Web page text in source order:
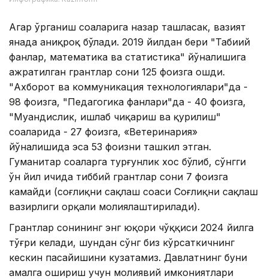
Агар ўрганиш соҳаларига назар ташласак, вазият
янада аниқроқ бўлади. 2019 йилдан бери "Табиий
фанлар, математика ва статистика" йўналишига
ажратилган грантлар сони 125 фоизга ошди.
"Ахборот ва коммуникация технологиялари"да -
98 фоизга, "Педагогика фанлари"да - 40 фоизга,
"Муҳандислик, ишлаб чиқариш ва қурилиш"
соҳаларида - 27 фоизга, «Ветеринария»
йўналишида эса 53 фоизни ташкил этган.
Гуманитар соҳаларга турғунлик хос бўлиб, сўнгги
ўн йил ичида тиббий грантлар сони 7 фоизга
камайди (соғлиқни сақлаш соҳаси Соғлиқни сақлаш
вазирлиги орқали молиялаштирилади).
Грантлар сонининг энг юқори чўққиси 2024 йилга
тўғри келади, шундан сўнг биз кўрсаткичнинг
кескин пасайишини кузатамиз. Давлатнинг буни
амалга ошириш учун молиявий имкониятлари